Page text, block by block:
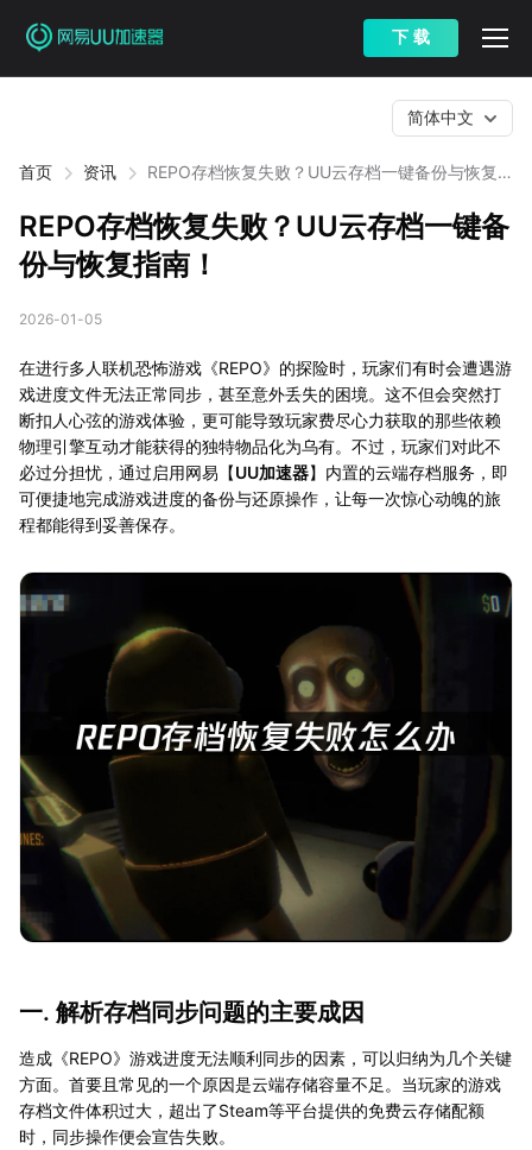
下 载
首页 资讯
REPO存档恢复失败？UU云存档一键备份与恢复
简体中文
REPO存档恢复失败？UU云存档一键备
份与恢复指南！
2026-01-05
在进行多人联机恐怖游戏《REPO》的探险时，玩家们有时会遭遇游
戏进度文件无法正常同步，甚至意外丢失的困境。这不但会突然打
断扣人心弦的游戏体验，更可能导致玩家费尽心力获取的那些依赖
物理引擎互动才能获得的独特物品化为乌有。不过，玩家们对此不
必过分担忧，通过启用网易【UU加速器】内置的云端存档服务，即
可便捷地完成游戏进度的备份与还原操作，让每一次惊心动魄的旅
程都能得到妥善保存。
一. 解析存档同步问题的主要成因
造成《REPO》游戏进度无法顺利同步的因素，可以归纳为几个关键
方面。首要且常见的一个原因是云端存储容量不足。当玩家的游戏
存档文件体积过大，超出了Steam等平台提供的免费云存储配额
时，同步操作便会宣告失败。